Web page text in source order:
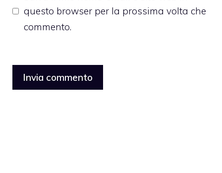
questo browser per la prossima volta che
commento.